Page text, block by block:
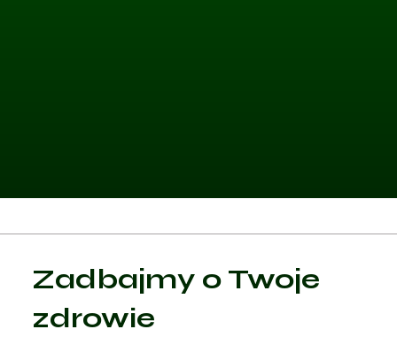
Zadbajmy o Twoje
zdrowie